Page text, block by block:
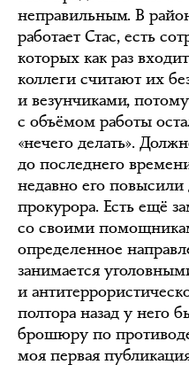
неправильным. В
работает Стас, есть
которых как раз
коллеги считают их
и везунчиками,
с объёмом работы
«нечего делать».
до последнего
недавно его
прокурора. Есть ещё
со своими
определенное
занимается
и
полтора назад у него
брошюру по
моя первая